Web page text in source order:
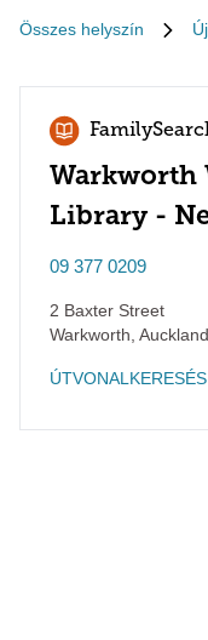
Összes helyszín
Warkworth
Library -
09 377 0209
2 Baxter Street
Warkworth Auckland
ÚTVONALKERESÉS